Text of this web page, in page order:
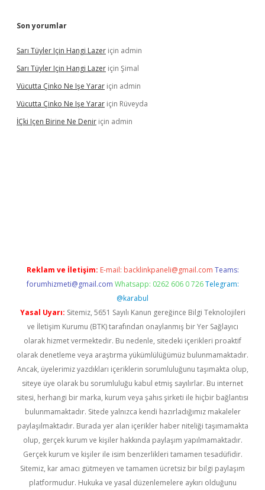
Son yorumlar
Sarı Tüyler Için Hangi Lazer için admin
Sarı Tüyler Için Hangi Lazer için Şimal
Vücutta Çinko Ne Işe Yarar için admin
Vücutta Çinko Ne Işe Yarar için Rüveyda
İÇki Içen Birine Ne Denir için admin
Reklam ve İletişim: E-mail: backlinkpaneli@gmail.com Teams:
forumhizmeti@gmail.com Whatsapp: 0262 606 0 726 Telegram:
@karabul
Yasal Uyarı: Sitemiz, 5651 Sayılı Kanun gereğince Bilgi Teknolojileri
ve İletişim Kurumu (BTK) tarafından onaylanmış bir Yer Sağlayıcı
olarak hizmet vermektedir. Bu nedenle, sitedeki içerikleri proaktif
olarak denetleme veya araştırma yükümlülüğümüz bulunmamaktadır.
Ancak, üyelerimiz yazdıkları içeriklerin sorumluluğunu taşımakta olup,
siteye üye olarak bu sorumluluğu kabul etmiş sayılırlar. Bu internet
sitesi, herhangi bir marka, kurum veya şahıs şirketi ile hiçbir bağlantısı
bulunmamaktadır. Sitede yalnızca kendi hazırladığımız makaleler
paylaşılmaktadır. Burada yer alan içerikler haber niteliği taşımamakta
olup, gerçek kurum ve kişiler hakkında paylaşım yapılmamaktadır.
Gerçek kurum ve kişiler ile isim benzerlikleri tamamen tesadüfidir.
Sitemiz, kar amacı gütmeyen ve tamamen ücretsiz bir bilgi paylaşım
platformudur. Hukuka ve yasal düzenlemelere aykırı olduğunu